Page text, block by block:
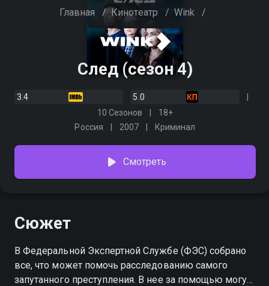
Главная / Кинотеатр / Wink /
След (сезон 4)
3.4
5.0
10 Сезонов
18+
Россия
2007 Криминал
Смотреть
Сюжет
В Федеральной Экспертной Службе (ФЭС) собрано
все, что может помочь расследованию самого
запутанного преступления. В нее за помощью могут